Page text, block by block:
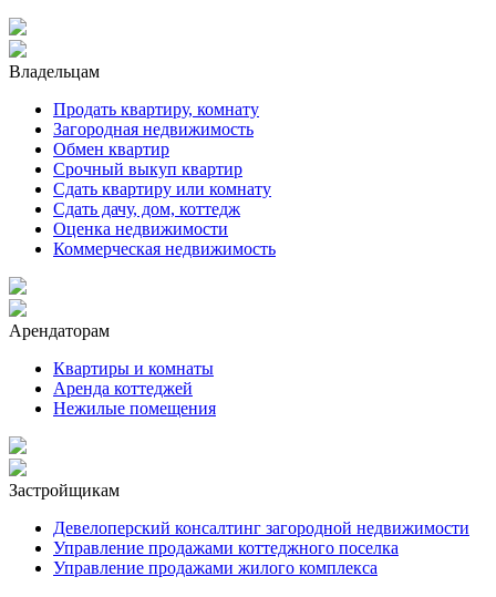
Владельцам
Продать квартиру, комнату
Загородная недвижимость
Обмен квартир
Срочный выкуп квартир
Сдать квартиру или комнату
Сдать дачу, дом, коттедж
Оценка недвижимости
Коммерческая недвижимость
Арендаторам
Квартиры и комнаты
Аренда коттеджей
Нежилые помещения
Застройщикам
Девелоперский консалтинг загородной недвижимости
Управление продажами коттеджного поселка
Управление продажами жилого комплекса